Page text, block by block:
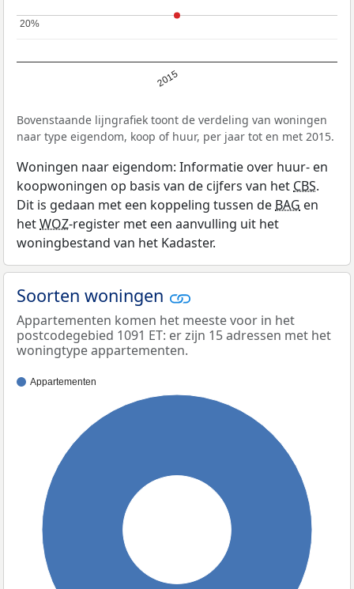
2015
20%
20%
Bovenstaande lijngrafiek toont de verdeling van woningen
naar type eigendom, koop of huur, per jaar tot en met 2015.
Woningen naar eigendom: Informatie over huur- en
koopwoningen op basis van de cijfers van hetCBS.
Dit is gedaan met een koppeling tussen deBAG en
hetWOZ-register met een aanvulling uit het
woningbestand van het Kadaster.
Soorten woningen
Appartementen komen het meeste voor in het
postcodegebied 1091 ET: er zijn 15 adressen met het
woningtype appartementen.
Appartementen